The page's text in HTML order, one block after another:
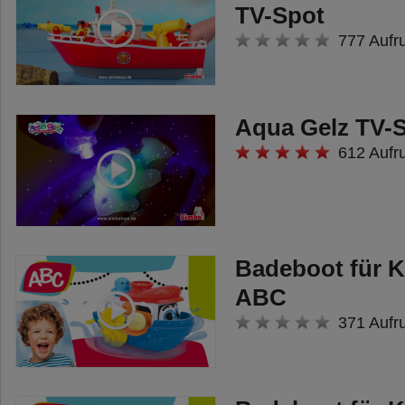
Figur mit Katzenflitzer enthalten.
Untergebracht werden können
darin jedoch alle drei Fahrzeuge.
TV-Spot
777
Aqua Gelz TV-
612
Badeboot für
ABC
371